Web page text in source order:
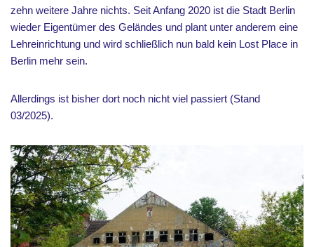
zehn weitere Jahre nichts. Seit Anfang 2020 ist die Stadt Berlin
wieder Eigentümer des Geländes und plant unter anderem eine
Lehreinrichtung und wird schließlich nun bald kein Lost Place in
Berlin mehr sein.
Allerdings ist bisher dort noch nicht viel passiert (Stand
03/2025).